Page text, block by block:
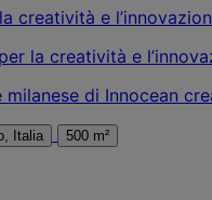
la creatività e
milanese di Innocean
Milano, Italia 500 m²